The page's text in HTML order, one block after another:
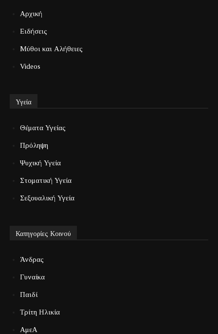
Αρχική
Ειδήσεις
Μύθοι και Αλήθειες
Videos
Υγεία
Θέματα Υγείας
Πρόληψη
Ψυχική Υγεία
Στοματική Υγεία
Σεξουαλική Υγεία
Κατηγορίες Κοινού
Άνδρας
Γυναίκα
Παιδί
Τρίτη Ηλικία
ΑμεΑ